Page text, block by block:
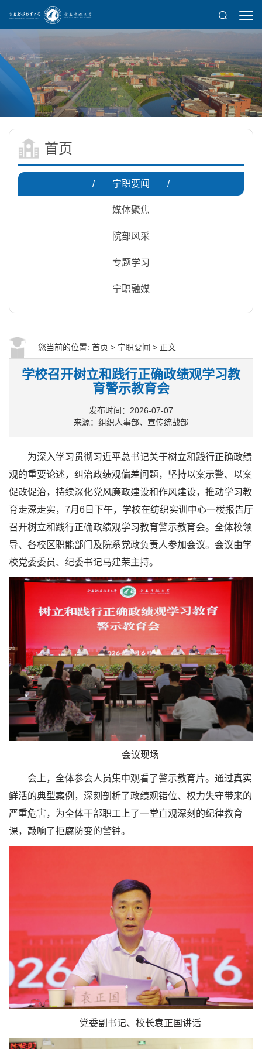
首页
/ 宁职要闻 /
媒体聚焦
院部风采
专题学习
宁职融媒
您当前的位置: 首页 > 宁职要闻 > 正文
学校召开树立和践行正确政绩观学习教
育警示教育会
发布时间：2026-07-07
来源：组织人事部、宣传统战部
为深入学习贯彻习近平总书记关于树立和践行正确政绩
观的重要论述，纠治政绩观偏差问题，坚持以案示警、以案
促改促治，持续深化党风廉政建设和作风建设，推动学习教
育走深走实，7月6日下午，学校在纺织实训中心一楼报告厅
召开树立和践行正确政绩观学习教育警示教育会。全体校领
导、各校区职能部门及院系党政负责人参加会议。会议由学
校党委委员、纪委书记马建荣主持。
会议现场
会上，全体参会人员集中观看了警示教育片。通过真实
鲜活的典型案例，深刻剖析了政绩观错位、权力失守带来的
严重危害，为全体干部职工上了一堂直观深刻的纪律教育
课，敲响了拒腐防变的警钟。
党委副书记、校长袁正国讲话